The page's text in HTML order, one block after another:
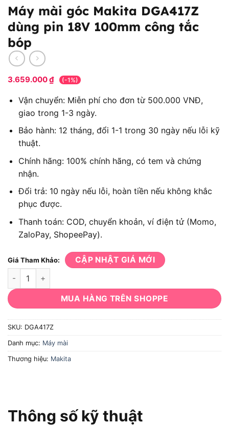
Máy mài góc Makita DGA417Z
dùng pin 18V 100mm công tắc
bóp
3.659.000₫ (-1%)
Vận chuyển: Miễn phí cho đơn từ 500.000 VNĐ,
giao trong 1-3 ngày.
Bảo hành: 12 tháng, đổi 1-1 trong 30 ngày nếu lỗi kỹ
thuật.
Chính hãng: 100% chính hãng, có tem và chứng
nhận.
Đổi trả: 10 ngày nếu lỗi, hoàn tiền nếu không khắc
phục được.
Thanh toán: COD, chuyển khoản, ví điện tử (Momo,
ZaloPay, ShopeePay).
Giá Tham Khảo: CẬP NHẬT GIÁ MỚI
Máy mài góc Makita DGA417Z dùng pin 18V 100mm công tắc
MUA HÀNG TRÊN SHOPPE
SKU: DGA417Z
Danh mục: Máy mài
Thương hiệu: Makita
Thông số kỹ thuật